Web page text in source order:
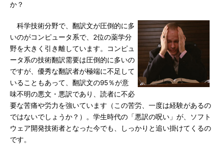
か？
科学技術分野で、翻訳文が圧倒的に多
いのがコンピュータ系で、2位の薬学分
野を大きく引き離しています。コンピュ
ータ系の技術翻訳需要は圧倒的に多いの
ですが、優秀な翻訳者が極端に不足して
いることもあって、翻訳文の95％が意
味不明の悪文・悪訳であり、読者に不必
要な苦痛や労力を強いています（この苦労、一度は経験があるの
ではないでしょうか？）。学生時代の「悪訳の呪い」が、ソフト
ウェア開発技術者となった今でも、しっかりと追い掛けてくるの
です。